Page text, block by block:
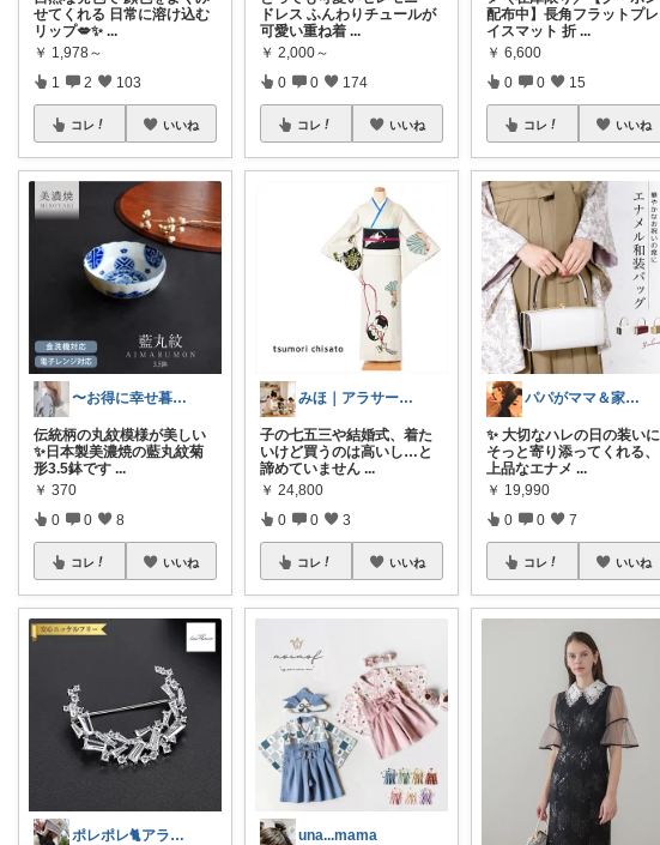
せてくれる 日常に溶け込む
リップ💋✨ ...
￥ 1,978～
1 2 103
コレ いいね
〜お得に幸せ暮らし〜
伝統柄の丸紋模様が美しい
✨日本製美濃焼の藍丸紋菊
形3.5鉢です ...
￥ 370
0 0 8
コレ いいね
ポレポレ🐈アラフィフの可愛い図鑑
ドレス ふんわりチュールが
可愛い重ね着 ...
￥ 2,000～
0 0 174
コレ いいね
みほ｜アラサー主婦｜共働き｜2児育児中
子の七五三や結婚式、着た
いけど買うのは高いし…と
諦めていません ...
￥ 24,800
0 0 3
コレ いいね
una...mama
配布中】長角フラットプレ
イスマット 折 ...
￥ 6,600
0 0 15
コレ いいね
パパがママ＆家族の笑顔の為に選ぶ品😆
✨ 大切なハレの日の装いに
そっと寄り添ってくれる、
上品なエナメ ...
￥ 19,990
0 0 7
コレ いいね